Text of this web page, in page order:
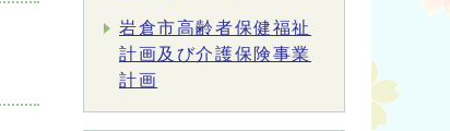
岩倉市高齢者保健福祉
計画及び介護保険事業
計画